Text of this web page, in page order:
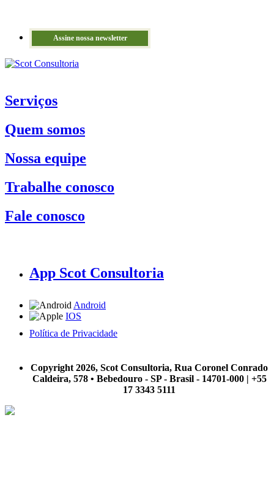
Assine nossa newsletter
Serviços
Quem somos
Nossa equipe
Trabalhe conosco
Fale conosco
App Scot Consultoria
Android
IOS
Política de Privacidade
Copyright 2026, Scot Consultoria, Rua Coronel Conrado
Caldeira, 578 • Bebedouro - SP - Brasil - 14701-000 | +55
17 3343 5111